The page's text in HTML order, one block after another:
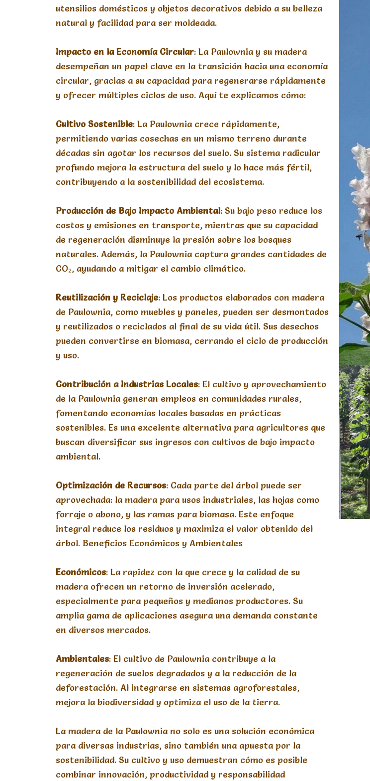
utensilios domésticos y objetos decorativos debido a su belleza
natural y facilidad para ser moldeada.
Impacto en la Economía Circular: La Paulownia y su madera
desempeñan un papel clave en la transición hacia una economía
circular, gracias a su capacidad para regenerarse rápidamente
y ofrecer múltiples ciclos de uso. Aquí te explicamos cómo:
Cultivo Sostenible: La Paulownia crece rápidamente,
permitiendo varias cosechas en un mismo terreno durante
décadas sin agotar los recursos del suelo. Su sistema radicular
profundo mejora la estructura del suelo y lo hace más fértil,
contribuyendo a la sostenibilidad del ecosistema.
Producción de Bajo Impacto Ambiental: Su bajo peso reduce los
costos y emisiones en transporte, mientras que su capacidad
de regeneración disminuye la presión sobre los bosques
naturales. Además, la Paulownia captura grandes cantidades de
CO₂, ayudando a mitigar el cambio climático.
Reutilización y Reciclaje: Los productos elaborados con madera
de Paulownia, como muebles y paneles, pueden ser desmontados
y reutilizados o reciclados al final de su vida útil. Sus desechos
pueden convertirse en biomasa, cerrando el ciclo de producción
y uso.
Contribución a Industrias Locales: El cultivo y aprovechamiento
de la Paulownia generan empleos en comunidades rurales,
fomentando economías locales basadas en prácticas
sostenibles. Es una excelente alternativa para agricultores que
buscan diversificar sus ingresos con cultivos de bajo impacto
ambiental.
Optimización de Recursos: Cada parte del árbol puede ser
aprovechada: la madera para usos industriales, las hojas como
forraje o abono, y las ramas para biomasa. Este enfoque
integral reduce los residuos y maximiza el valor obtenido del
árbol. Beneficios Económicos y Ambientales
Económicos: La rapidez con la que crece y la calidad de su
madera ofrecen un retorno de inversión acelerado,
especialmente para pequeños y medianos productores. Su
amplia gama de aplicaciones asegura una demanda constante
en diversos mercados.
Ambientales: El cultivo de Paulownia contribuye a la
regeneración de suelos degradados y a la reducción de la
deforestación. Al integrarse en sistemas agroforestales,
mejora la biodiversidad y optimiza el uso de la tierra.
La madera de la Paulownia no solo es una solución económica
para diversas industrias, sino también una apuesta por la
sostenibilidad. Su cultivo y uso demuestran cómo es posible
combinar innovación, productividad y responsabilidad